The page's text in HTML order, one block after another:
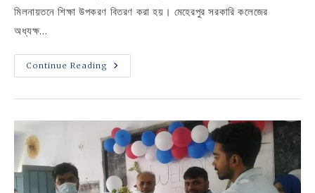
মিলনায়তনে শিক্ষা উপকরণ বিতরণ করা হয়। মেহেরপুর সরকারি কলেজের
অধ্যক্ষ…
Continue Reading মেহেরপুর
সরকারি
শিক্ষা